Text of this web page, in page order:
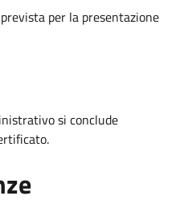
per la presentazione
si conclude